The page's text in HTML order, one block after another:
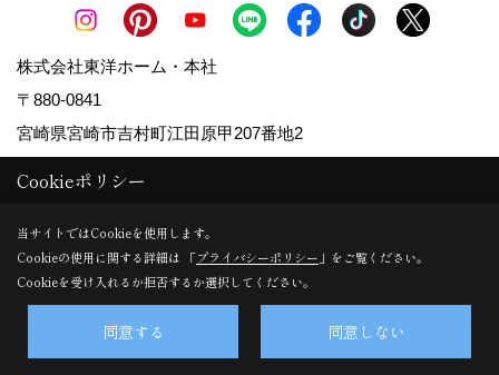
株式会社東洋ホーム・本社
〒880-0841
宮崎県宮崎市吉村町江田原甲207番地2
＜営業時間＞9:00～17:00
＜定休日＞水曜日
Cookieポリシー
当サイトではCookieを使用します。
Cookieの使用に関する詳細は 「プライバシーポリシー 」をご覧ください。
Cookieを受け入れるか拒否するか選択してください。
同意する 同意しない